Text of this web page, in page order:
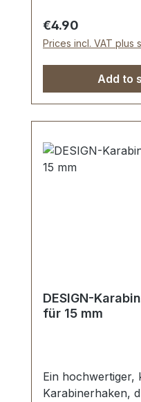
drehbar
Regular price:
€4.90
Prices incl. VAT plus
Add to
DESIGN-
für 15 mm
Ein hochwertiger,
Karabinerhaken,